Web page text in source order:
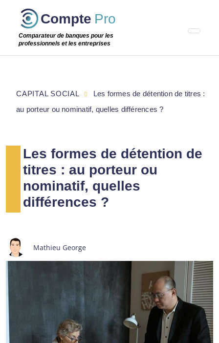
Passer
étape
Compte Pro
Comparateur de banques pour les
professionnels et les entreprises
Les formes de détention de
titres : au porteur ou
nominatif, quelles
différences ?
Mathieu George
CAPITAL SOCIAL
Les formes de détention de titres :
au porteur ou nominatif, quelles différences ?